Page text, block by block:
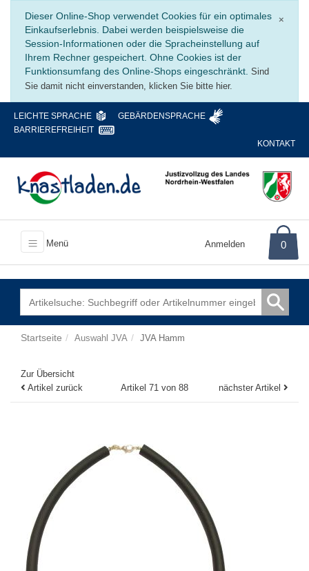
×
Dieser Online-Shop verwendet Cookies für ein optimales
Einkaufserlebnis. Dabei werden beispielsweise die
Session-Informationen oder die Spracheinstellung auf
Ihrem Rechner gespeichert. Ohne Cookies ist der
Funktionsumfang des Online-Shops eingeschränkt. Sind
Sie damit nicht einverstanden, klicken Sie bitte hier.
LEICHTE SPRACHE
GEBÄRDENSPRACHE
BARRIEREFREIHEIT
KONTAKT
Menü Anmelden 0
Startseite Auswahl JVA JVA Hamm
Zur Übersicht
Artikel zurück
Artikel 71 von 88 nächster Artikel